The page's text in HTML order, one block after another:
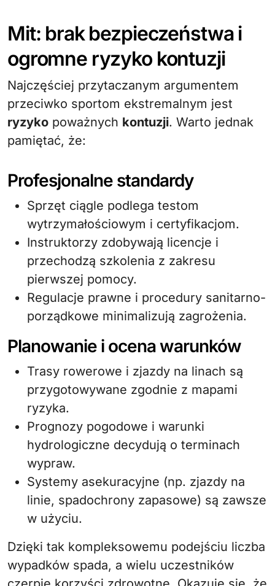
Mit: brak bezpieczeństwa i
ogromne ryzyko kontuzji
Najczęściej przytaczanym argumentem
przeciwko sportom ekstremalnym jest
ryzyko poważnych kontuzji. Warto jednak
pamiętać, że:
Profesjonalne standardy
Sprzęt ciągle podlega testom
wytrzymałościowym i certyfikacjom.
Instruktorzy zdobywają licencje i
przechodzą szkolenia z zakresu
pierwszej pomocy.
Regulacje prawne i procedury sanitarno-
porządkowe minimalizują zagrożenia.
Planowanie i ocena warunków
Trasy rowerowe i zjazdy na linach są
przygotowywane zgodnie z mapami
ryzyka.
Prognozy pogodowe i warunki
hydrologiczne decydują o terminach
wypraw.
Systemy asekuracyjne (np. zjazdy na
linie, spadochrony zapasowe) są zawsze
w użyciu.
Dzięki tak kompleksowemu podejściu liczba
wypadków spada, a wielu uczestników